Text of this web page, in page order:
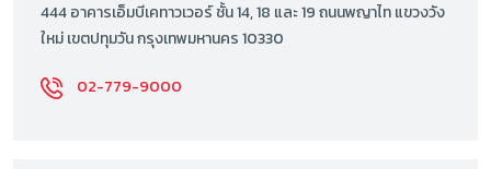
444 อาคารเอ็มบีเคทาวเวอร์ ชั้น 14, 18 และ 19 ถนนพญาไท แขวงวัง
ใหม่ เขตปทุมวัน กรุงเทพมหานคร 10330
02-779-9000